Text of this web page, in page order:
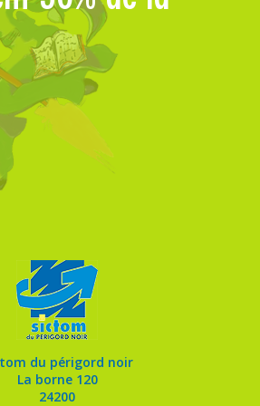
du périgord noir
La borne 120
24200